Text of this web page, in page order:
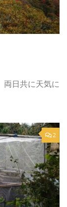
両日共に天気に
2